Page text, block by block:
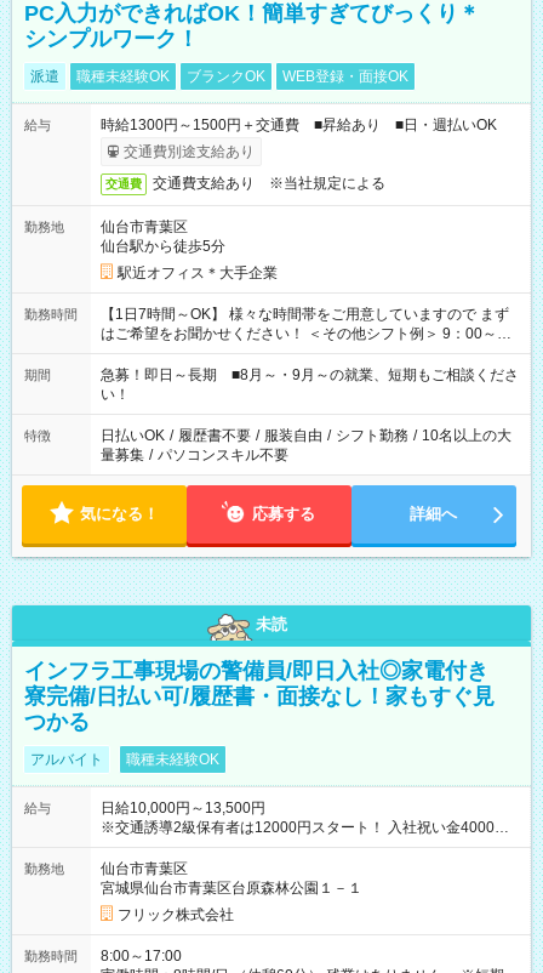
PC入力ができればOK！簡単すぎてびっくり＊
シンプルワーク！
派遣 職種未経験OK ブランクOK WEB登録・面接OK
給与
時給1300円～1500円＋交通費 ■昇給あり ■日・週払いOK
交通費別途支給あり
交通費 交通費支給あり ※当社規定による
勤務地
仙台市青葉区
仙台駅から徒歩5分
駅近オフィス＊大手企業
勤務時間
【1日7時間～OK】 様々な時間帯をご用意していますので まず
はご希望をお聞かせください！ ＜その他シフト例＞ 9：00～
17：00 11：00～20：00 などなど！その他のお時間もOKで
す！
期間
急募！即日～長期 ■8月～・9月～の就業、短期もご相談くださ
い！
特徴 日払いOK / 履歴書不要 / 服装自由 / シフト勤務 / 10名以上の大
量募集 / パソコンスキル不要
気になる！ 応募する 詳細へ
未読
インフラ工事現場の警備員/即日入社◎家電付き
寮完備/日払い可/履歴書・面接なし！家もすぐ見
つかる
アルバイト 職種未経験OK
給与
日給10,000円～13,500円
※交通誘導2級保有者は12000円スタート！ 入社祝い金4000円
【試用期間】試用期間なし
勤務地
仙台市青葉区
宮城県仙台市青葉区台原森林公園１－１
フリック株式会社
勤務時間
8:00～17:00